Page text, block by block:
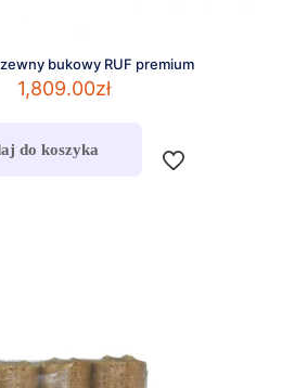
bukowy RUF premium
1,809.00zł
do koszyka